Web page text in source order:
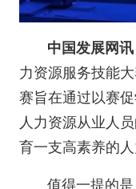
中国发展网讯
力资源服务技能
赛旨在通过以赛
人力资源从业人
育一支高素养的人
值得一提的